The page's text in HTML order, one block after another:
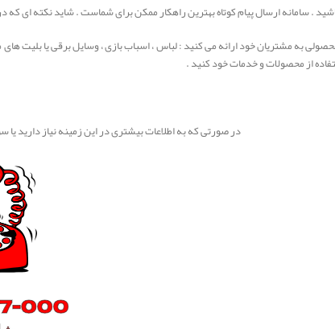
. سامانه ارسال پیام کوتاه بهترین راهکار ممکن برای شماست . شاید نکته ای که
به مشتریان خود ارائه می کنید : لباس ، اسباب بازی ، وسایل برقی یا بلیت های
از محصولات و خدمات خود کنید .
در صورتی که به اطلاعات بیشتری در این زمینه نیاز دارید